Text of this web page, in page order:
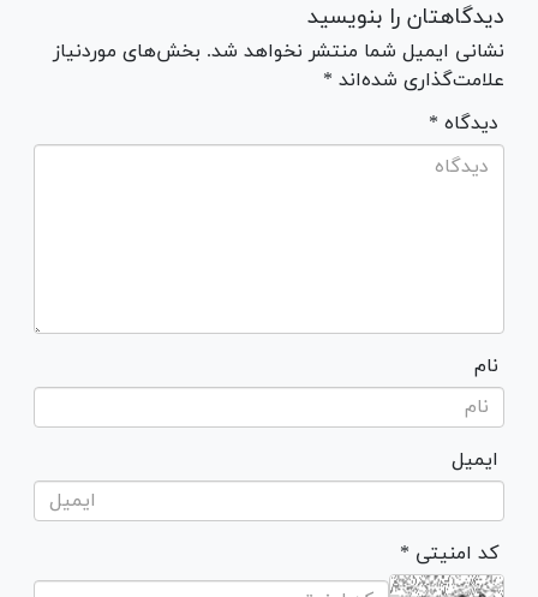
دیدگاهتان را بنویسید
نشانی ایمیل شما منتشر نخواهد شد. بخش‌های موردنیاز
علامت‌گذاری شده‌اند *
* دیدگاه
نام
ایمیل
* کد امنیتی